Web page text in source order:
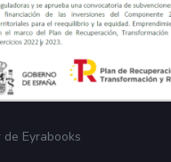
Eyrabooks